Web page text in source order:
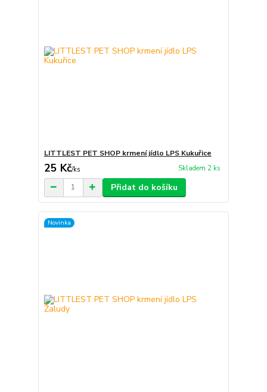
LITTLEST PET SHOP krmení jídlo LPS Kukuřice
25 Kč/ks Skladem 2 ks
Přidat do košíku
Novinka